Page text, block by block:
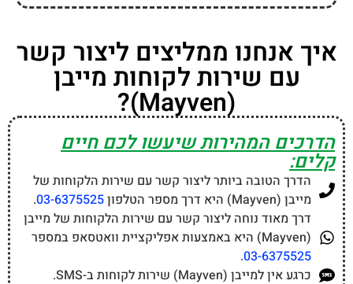
איך אנחנו ממליצים ליצור קשר
עם שירות לקוחות מייבן
(Mayven)?
הדרכים המהירות שיעשו לכם חיים
קלים:
הדרך הטובה ביותר ליצור קשר עם שירות הלקוחות של
מייבן (Mayven) היא דרך מספר הטלפון
03-6375525
.
דרך מאוד נוחה ליצור קשר עם שירות הלקוחות של מייבן
(Mayven) היא באמצעות אפליקציית וואטסאפ במספר
03-6375525
.
כרגע אין למייבן (Mayven) שירות לקוחות ב-SMS.